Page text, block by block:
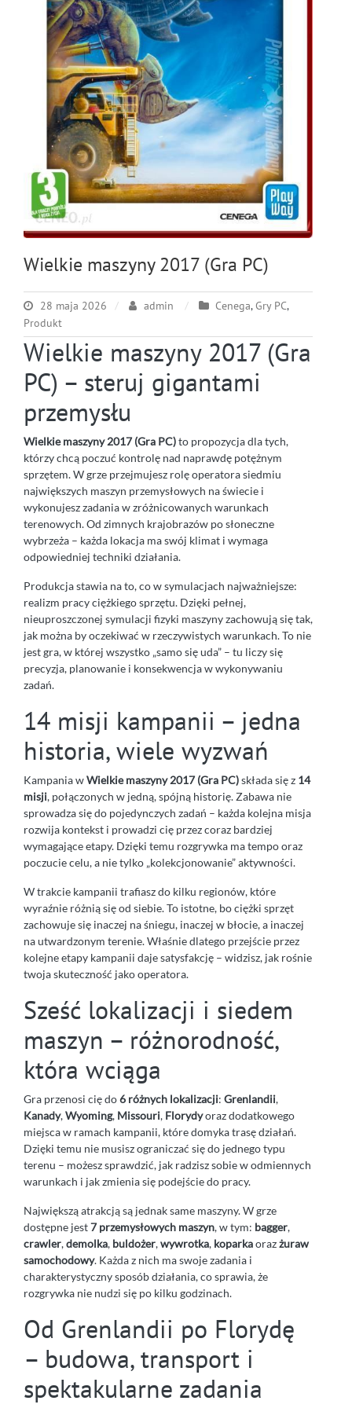
Wielkie maszyny 2017 (Gra PC)
28 maja 2026 admin Cenega,Gry PC,
Produkt
Wielkie maszyny 2017 (Gra
PC) – steruj gigantami
przemysłu
Wielkie maszyny 2017 (Gra PC)to propozycja dla tych,
którzy chcą poczuć kontrolę nad naprawdę potężnym
sprzętem. W grze przejmujesz rolę operatora siedmiu
największych maszyn przemysłowych na świecie i
wykonujesz zadania w zróżnicowanych warunkach
terenowych. Od zimnych krajobrazów po słoneczne
wybrzeża – każda lokacja ma swój klimat i wymaga
odpowiedniej techniki działania.
Produkcja stawia na to, co w symulacjach najważniejsze:
realizm pracy ciężkiego sprzętu. Dzięki pełnej,
nieuproszczonej symulacji fizyki maszyny zachowują się tak,
jak można by oczekiwać w rzeczywistych warunkach. To nie
jest gra, w której wszystko „samo się uda” – tu liczy się
precyzja, planowanie i konsekwencja w wykonywaniu
zadań.
14 misji kampanii – jedna
historia, wiele wyzwań
Kampania wWielkie maszyny 2017 (Gra PC)składa się z 14
misji, połączonych w jedną, spójną historię. Zabawa nie
sprowadza się do pojedynczych zadań – każda kolejna misja
rozwija kontekst i prowadzi cię przez coraz bardziej
wymagające etapy. Dzięki temu rozgrywka ma tempo oraz
poczucie celu, a nie tylko „kolekcjonowanie” aktywności.
W trakcie kampanii trafiasz do kilku regionów, które
wyraźnie różnią się od siebie. To istotne, bo ciężki sprzęt
zachowuje się inaczej na śniegu, inaczej w błocie, a inaczej
na utwardzonym terenie. Właśnie dlatego przejście przez
kolejne etapy kampanii daje satysfakcję – widzisz, jak rośnie
twoja skuteczność jako operatora.
Sześć lokalizacji i siedem
maszyn – różnorodność,
która wciąga
Gra przenosi cię do6 różnych lokalizacji: Grenlandii,
Kanady,Wyoming, Missouri, Florydyoraz dodatkowego
miejsca w ramach kampanii, które domyka trasę działań.
Dzięki temu nie musisz ograniczać się do jednego typu
terenu – możesz sprawdzić, jak radzisz sobie w odmiennych
warunkach i jak zmienia się podejście do pracy.
Największą atrakcją są jednak same maszyny. W grze
dostępne jest7 przemysłowych maszyn, w tym: bagger,
crawler,demolka, buldożer,wywrotka, koparkaorazżuraw
samochodowy. Każda z nich ma swoje zadania i
charakterystyczny sposób działania, co sprawia, że
rozgrywka nie nudzi się po kilku godzinach.
Od Grenlandii po Florydę
– budowa, transport i
spektakularne zadania